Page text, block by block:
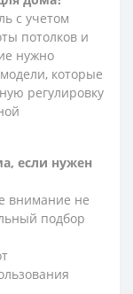
с учетом
потолков и
нужно
которые
регулировку
если нужен
внимание не
подбор